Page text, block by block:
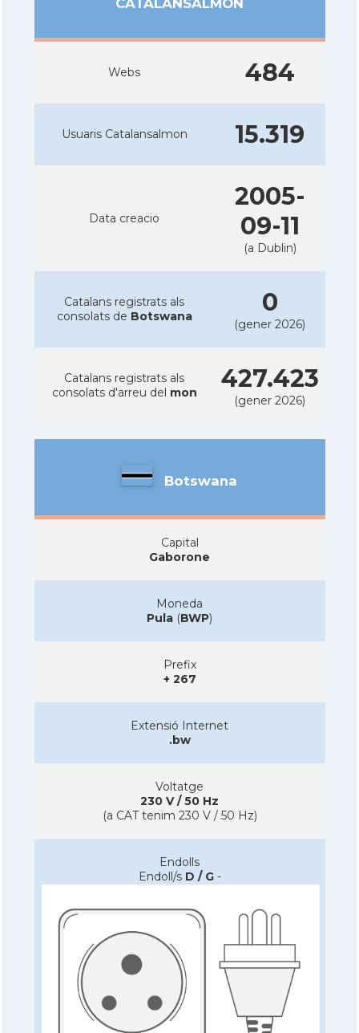
Webs 484
Usuaris Catalansalmon 15.319
Data creacio
2005-
09-11
(a Dublin)
Catalans registrats als
consolats de Botswana 0
(gener 2026)
Catalans registrats als
consolats d'arreu del mon 427.423
(gener 2026)
Botswana
Capital
Gaborone
Moneda
Pula (BWP)
Prefix
+ 267
Extensió Internet
.bw
Voltatge
230 V / 50 Hz
(a CAT tenim 230 V / 50 Hz)
Endolls
Endoll/s D / G-